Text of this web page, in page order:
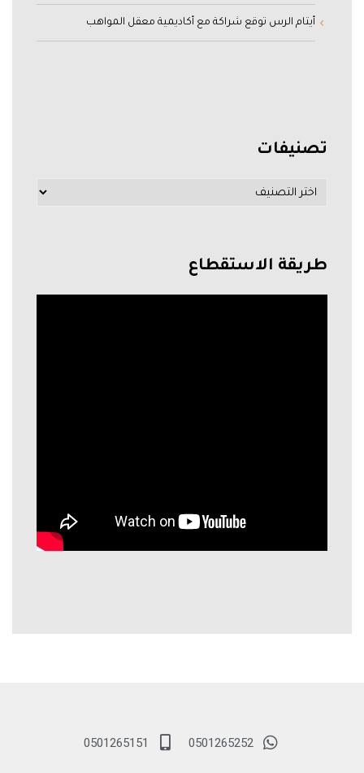
أيتام الرس توقع شراكة مع أكاديمية معقل المواهب
تصنيفات
طريقة الاستقطاع
0501265252
0501265151